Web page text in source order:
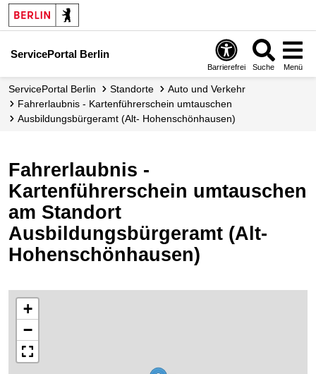
ServicePortal Berlin
Barrierefrei Suche Menü
ServicePortal Berlin Standorte
Auto und Verkehr
Fahrerlaubnis - Kartenführerschein umtauschen
Ausbildungsbürgeramt (Alt- Hohenschönhausen)
Fahrerlaubnis -
Kartenführerschein umtauschen
am Standort
Ausbildungsbürgeramt (Alt-
Hohenschönhausen)
+
−